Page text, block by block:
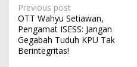
P
o
s
Previous post
OTT Wahyu Setiawan,
Pengamat ISESS: Jangan
Gegabah Tuduh KPU Tak
Berintegritas!